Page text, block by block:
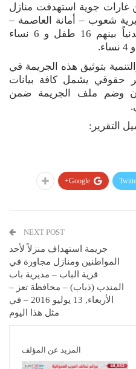
غارات جوية استهدفت منازل
شعوب – أمانة العاصمة –
صنعاء تسبب في مقتل 25 مدنياً بينهم 16 طفل و 6 نساء
بتوثيق هذه الجريمة في
حقوقي يشمل كافة بيانات
وضم ملف الجريمة ضمن
التقرير:
Google+
NEXT POST
جريمة استهداف منزلاً لأحد
المواطنين ومنازل مجاورة في
قرية الباب – مديرية باب
المندب (ذباب) – محافظة تعز –
الأربعاء, 13 يوليو 2016 – في
مثل هذا اليوم
المزيد عن المؤلف